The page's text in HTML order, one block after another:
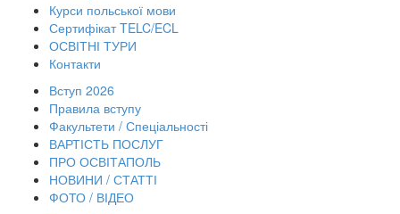
Курси польської мови
Сертифікат TELC/ECL
ОСВІТНІ ТУРИ
Контакти
Вступ 2026
Правила вступу
Факультети / Спеціальності
ВАРТІСТЬ ПОСЛУГ
ПРО ОСВІТАПОЛЬ
НОВИНИ / СТАТТІ
ФОТО / ВІДЕО